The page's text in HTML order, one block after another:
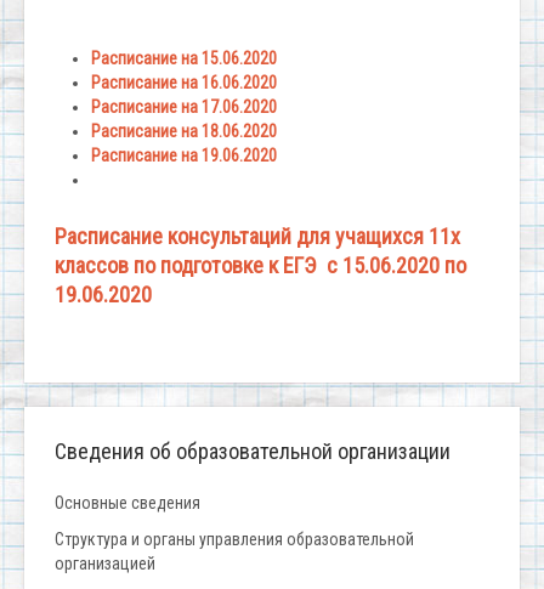
Расписание на 15.06.2020
Расписание на 16.06.2020
Расписание на 17.06.2020
Расписание на 18.06.2020
Расписание на 19.06.2020
Расписание консультаций для учащихся 11х
классов по подготовке к ЕГЭ с 15.06.2020 по
19.06.2020
Сведения об образовательной организации
Основные сведения
Структура и органы управления образовательной
организацией